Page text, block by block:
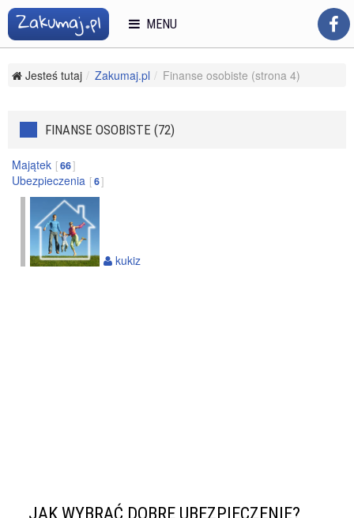
Jesteś tutaj Zakumaj.pl Finanse osobiste (strona 4)
FINANSE OSOBISTE (72)
Majątek 66
Ubezpieczenia 6
JAK WYBRAĆ DOBRE UBEZPIECZENIE?
kukiz
MENU